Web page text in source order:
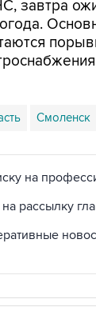
завтра
Смоленск
на
рассылку